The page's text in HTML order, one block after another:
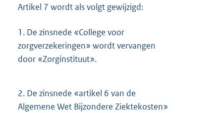
Artikel 7 wordt als volgt gewijzigd:
1. De zinsnede «College voor
zorgverzekeringen» wordt vervangen
door «Zorginstituut».
2. De zinsnede «artikel 6 van de
Algemene Wet Bijzondere Ziektekosten»